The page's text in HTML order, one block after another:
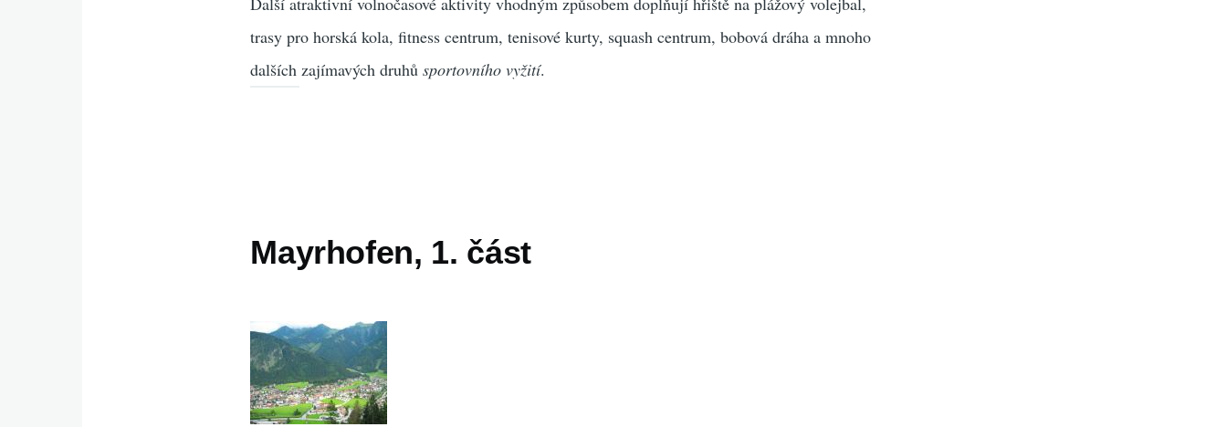
trasy pro horská kola, fitness centrum, tenisové kurty, squash centrum, bobová dráha a mnoho
dalších zajímavých druhůsportovního vyžití.
Mayrhofen, 1. část